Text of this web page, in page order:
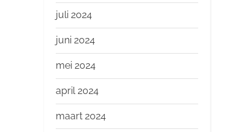
juli 2024
juni 2024
mei 2024
april 2024
maart 2024